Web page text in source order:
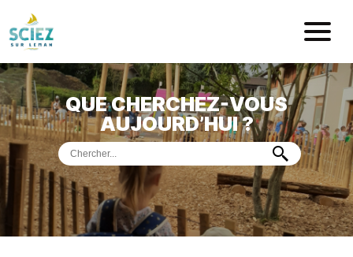
Mairie de
ACCUEIL
VOTREMAIRIE
VIE PRATIQUE
DÉMARCHES &SERVICES
QUE CHERCHEZ-VOUS
AUJOURD’HUI ?